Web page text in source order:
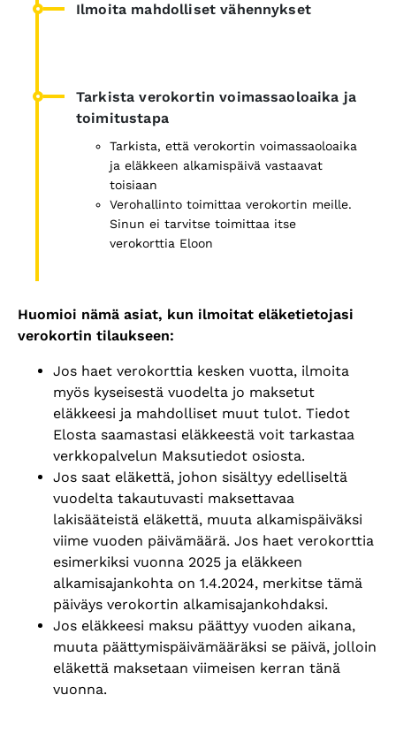
Ilmoita mahdolliset vähennykset
Tarkista verokortin voimassaoloaika ja
toimitustapa
Tarkista, että verokortin voimassaoloaika
ja eläkkeen alkamispäivä vastaavat
toisiaan
Verohallinto toimittaa verokortin meille.
Sinun ei tarvitse toimittaa itse
verokorttia Eloon
Huomioi nämä asiat, kun ilmoitat eläketietojasi
verokortin tilaukseen:
Jos haet verokorttia kesken vuotta, ilmoita
myös kyseisestä vuodelta jo maksetut
eläkkeesi ja mahdolliset muut tulot. Tiedot
Elosta saamastasi eläkkeestä voit tarkastaa
verkkopalvelun Maksutiedot osiosta.
Jos saat eläkettä, johon sisältyy edelliseltä
vuodelta takautuvasti maksettavaa
lakisääteistä eläkettä, muuta alkamispäiväksi
viime vuoden päivämäärä. Jos haet verokorttia
esimerkiksi vuonna 2025 ja eläkkeen
alkamisajankohta on 1.4.2024, merkitse tämä
päiväys verokortin alkamisajankohdaksi.
Jos eläkkeesi maksu päättyy vuoden aikana,
muuta päättymispäivämääräksi se päivä, jolloin
eläkettä maksetaan viimeisen kerran tänä
vuonna.